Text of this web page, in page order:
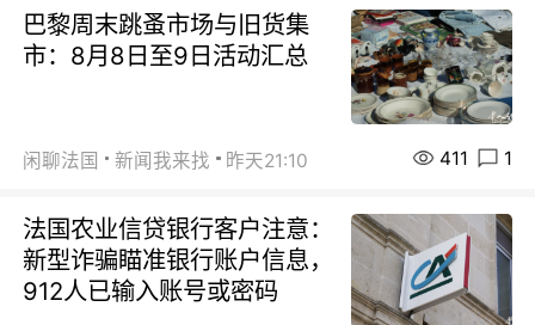
巴黎周末跳蚤市场与旧货集
市：8月8日至9日活动汇总
闲聊法国 新闻我来找 昨天21:10 411 1
法国农业信贷银行客户注意：
新型诈骗瞄准银行账户信息，
912人已输入账号或密码